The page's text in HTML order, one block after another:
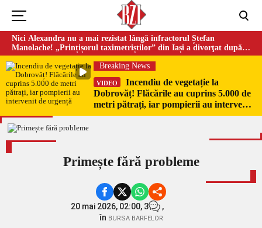
Nici Alexandra nu a mai rezistat lângă infractorul Ștefan
Manolache! „Prințișorul taximetriștilor” din Iași a divorţat după
doi ani de căsnicie
Breaking News
VIDEO
Incendiu de vegetație la
Dobrovăț! Flăcările au cuprins 5.000 de
metri pătrați, iar pompierii au intervenit
de urgență
Primește fără probleme
20 mai 2026, 02:00, 3
,
în BURSA BARFELOR